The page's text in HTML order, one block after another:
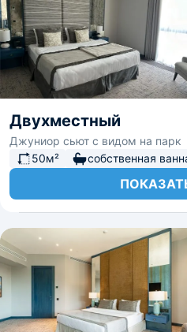
Двухместный
Джуниор сьют с видом на парк
50м²
собственная